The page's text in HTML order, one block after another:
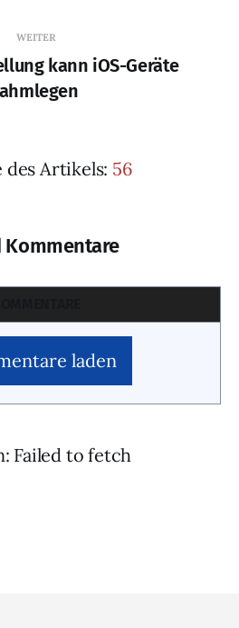
WEITER
kann iOS-Geräte
des Artikels: 56
laden
Failed to fetch